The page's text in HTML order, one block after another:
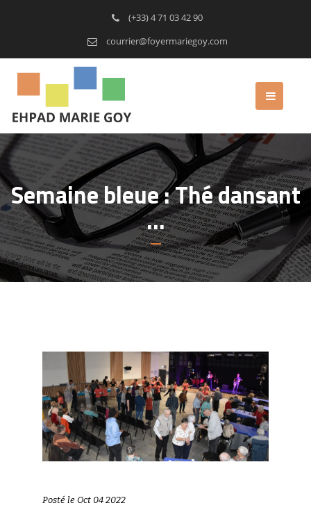
(+33) 4 71 03 42 90
courrier@foyermariegoy.com
Semaine bleue : Thé dansant
…
Posté le Oct 04 2022